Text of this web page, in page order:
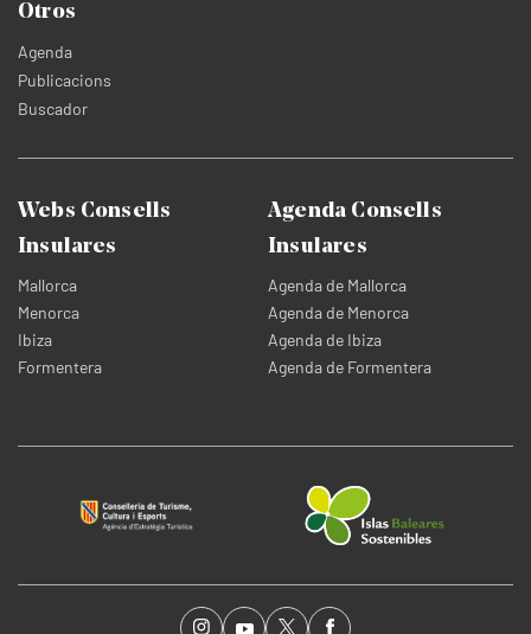
Otros
Agenda
Publicacions
Buscador
Webs Consells
Insulares
Mallorca
Menorca
Ibiza
Formentera
Agenda Consells
Insulares
Agenda de Mallorca
Agenda de Menorca
Agenda de Ibiza
Agenda de Formentera